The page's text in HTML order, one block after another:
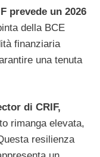
prevede un 2026
della BCE
finanziaria
una tenuta
di CRIF,
rimanga elevata,
resilienza